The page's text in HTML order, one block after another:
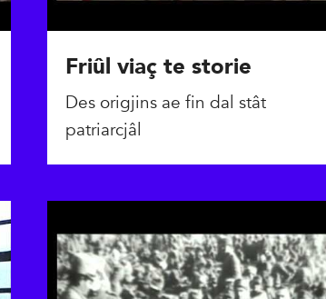
Friûl viaç te storie
Des origjins ae fin dal stât
patriarcjâl